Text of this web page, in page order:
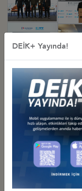
DEİK+ Yayında!